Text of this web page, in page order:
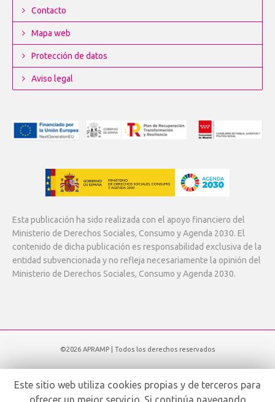
Contacto
Mapa web
Protección de datos
Aviso legal
Esta publicación ha sido realizada con el apoyo financiero del
Ministerio de Derechos Sociales, Consumo y Agenda 2030. El
contenido de dicha publicación es responsabilidad exclusiva de la
entidad subvencionada y no refleja necesariamente la opinión del
Ministerio de Derechos Sociales, Consumo y Agenda 2030.
©2026 APRAMP | Todos los derechos reservados
Este sitio web utiliza cookies propias y de terceros para
ofrecer un mejor servicio. Si continúa navegando